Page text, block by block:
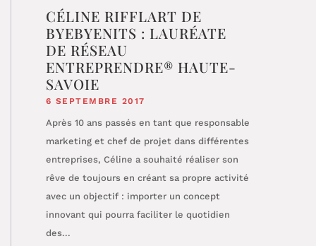
CÉLINE RIFFLART DE
BYEBYENITS : LAURÉATE
DE RÉSEAU
ENTREPRENDRE® HAUTE-
SAVOIE
6 SEPTEMBRE 2017
Après 10 ans passés en tant que responsable
marketing et chef de projet dans différentes
entreprises, Céline a souhaité réaliser son
rêve de toujours en créant sa propre activité
avec un objectif : importer un concept
innovant qui pourra faciliter le quotidien
des...